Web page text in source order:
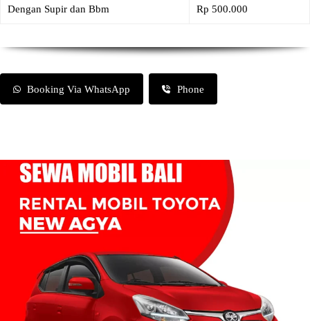
Dengan Supir dan Bbm Rp 500.000
Booking Via WhatsApp Phone